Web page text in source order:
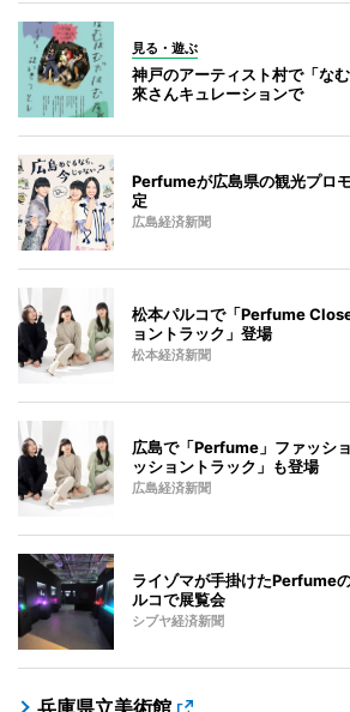
見る・遊ぶ
神戸のアーティスト村で「な
來さんキュレーションで
Perfumeが広島県の観光プロ
定
広島経済新聞
松本パルコで「Perfume
ョントラック」登場
松本経済新聞
広島で「Perfume」ファッシ
ッショントラック」も登場
広島経済新聞
ライゾマが手掛けたPerfume
ルコで展覧会
シブヤ経済新聞
兵庫県立美術館